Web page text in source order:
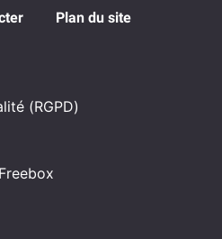
Plan du site
(RGPD)